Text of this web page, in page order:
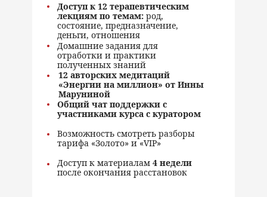
Доступ к 12 терапевтическим
лекциям по темам: род,
состояние, предназначение,
деньги, отношения
Домашние задания для
отработки и практики
полученных знаний
12 авторских медитаций
«Энергии на миллион» от Инны
Маруниной
Доступ к материалам 4 недели
после окончания расстановок
Возможность смотреть разборы
тарифа «Золото» и «VIP»
Общий чат поддержки с
участниками курса с куратором